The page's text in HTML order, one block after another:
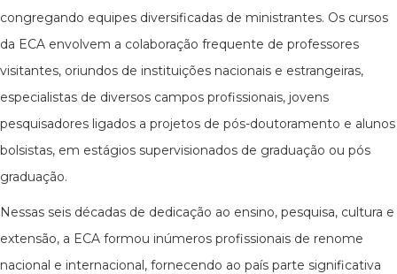
congregando equipes diversificadas de ministrantes. Os cursos
da ECA envolvem a colaboração frequente de professores
visitantes, oriundos de instituições nacionais e estrangeiras,
especialistas de diversos campos profissionais, jovens
pesquisadores ligados a projetos de pós-doutoramento e alunos
bolsistas, em estágios supervisionados de graduação ou pós
graduação.
Nessas seis décadas de dedicação ao ensino, pesquisa, cultura e
extensão, a ECA formou inúmeros profissionais de renome
nacional e internacional, fornecendo ao país parte significativa